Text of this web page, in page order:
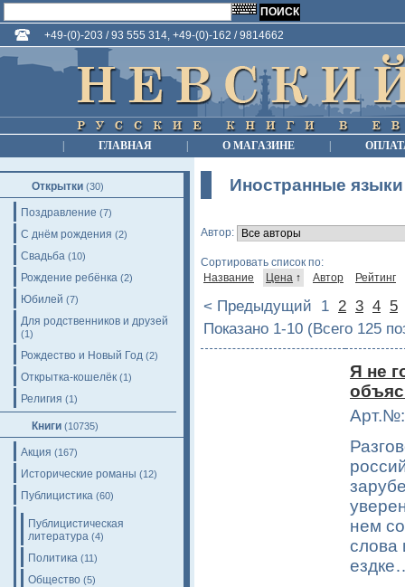
+49-(0)-203 / 93 555 314, +49-(0)-162 / 9814662
ГЛАВНАЯ О МАГАЗИНЕ
Открытки (30)
Поздравление (7)
С днём рождения (2)
Свадьба (10)
Рождение ребёнка (2)
Юбилей (7)
Для родственников и друзей
(1)
Рождество и Новый Год (2)
Открытка-кошелёк (1)
Религия (1)
Книги (10735)
Акция (167)
Исторические романы (12)
Публицистика (60)
Публицистическая
литература (4)
Политика (11)
Общество (5)
Иностранные языки
Автор:
Сортировать список по:
Название
Цена ↑ Автор Рейтинг
< Предыдущий 1 2 3 4 5
Показано 1-10 (Всего 125
Я не
нем
слова